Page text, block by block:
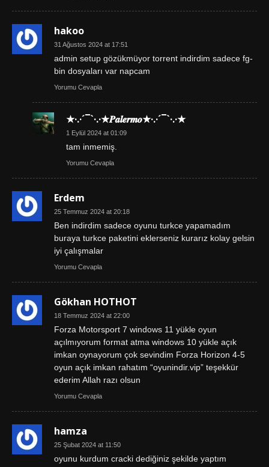
hakoo
31 Ağustos 2024 at 17:51
admin setup gözükmüyor torrent indirdim sadece fg-
bin dosyaları var napcam
Yorumu Cevapla
★·.·´¯`·.·★𝑷𝒂𝒍𝒆𝒓𝒎𝒐★·.·´¯`·.·★
1 Eylül 2024 at 01:09
tam inmemiş.
Yorumu Cevapla
Erdem
25 Temmuz 2024 at 20:18
Ben indirdim sadece oyunu turkce yapamadım
buraya turkce paketini eklerseniz kurarız kolay gelsin
iyi çalışmalar
Yorumu Cevapla
Gökhan HOTHOT
18 Temmuz 2024 at 22:00
Forza Motorsport 7 windows 11 yükle oyun
açılmıyorum format atma windows 10 yükle açık
imkan oynayorum çok sevindim Forza Horizon 4-5
oyun açık imkan rahatım “oyunindir.vip” teşekkür
ederim Allah razı olsun
Yorumu Cevapla
hamza
25 Şubat 2024 at 11:50
oyunu kurdum cracki dediğiniz şekilde yaptım